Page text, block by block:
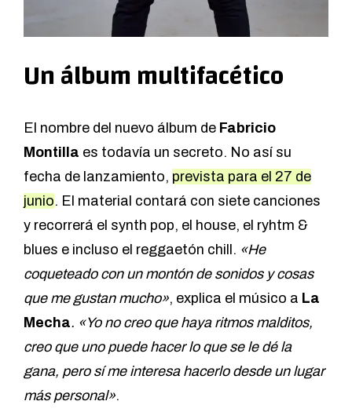
Un álbum multifacético
El nombre del nuevo álbum de Fabricio
Montilla es todavía un secreto. No así su
fecha de lanzamiento, prevista para el 27 de
junio. El material contará con siete canciones
y recorrerá el synth pop, el house, el ryhtm &
blues e incluso el reggaetón chill. «He
coqueteado con un montón de sonidos y cosas
que me gustan mucho», explica el músico a La
Mecha. «Yo no creo que haya ritmos malditos,
creo que uno puede hacer lo que se le dé la
gana, pero sí me interesa hacerlo desde un lugar
más personal».